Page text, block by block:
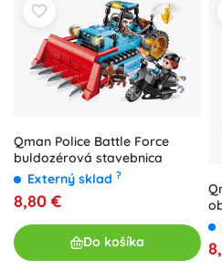
Qman Police Battle Force
buldozérová stavebnica
Externý sklad ?
8,80 €
Do košíka